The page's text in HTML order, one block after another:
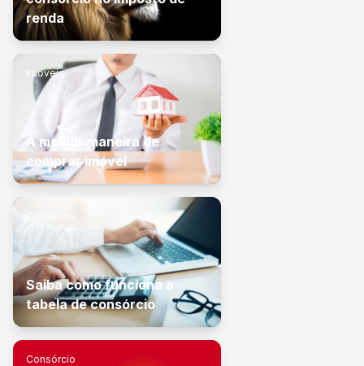
renda
Imóveis
A melhor maneira de
comprar imóvel
Saiba como funciona a
tabela de consórcio
Consórcio